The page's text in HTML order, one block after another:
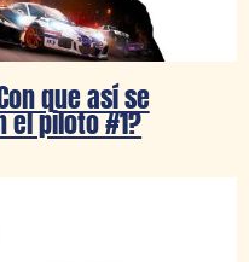
que así se
piloto #1?